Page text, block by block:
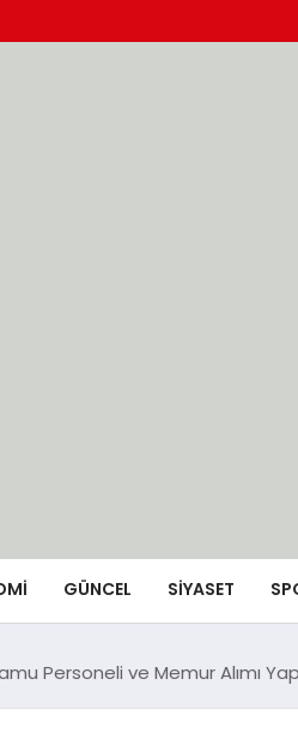
GÜNCEL SIYASET
Personeli ve Memur Alımı